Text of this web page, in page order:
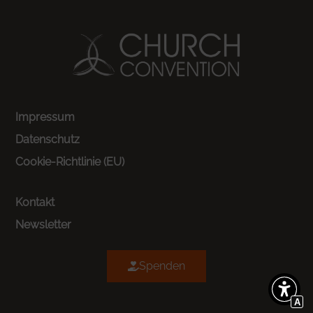
Impressum
Datenschutz
Cookie-Richtlinie (EU)
Kontakt
Newsletter
Spenden
A